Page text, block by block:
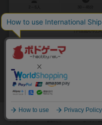
作品説明
未登録
未登録
シュミット シュピール+
2